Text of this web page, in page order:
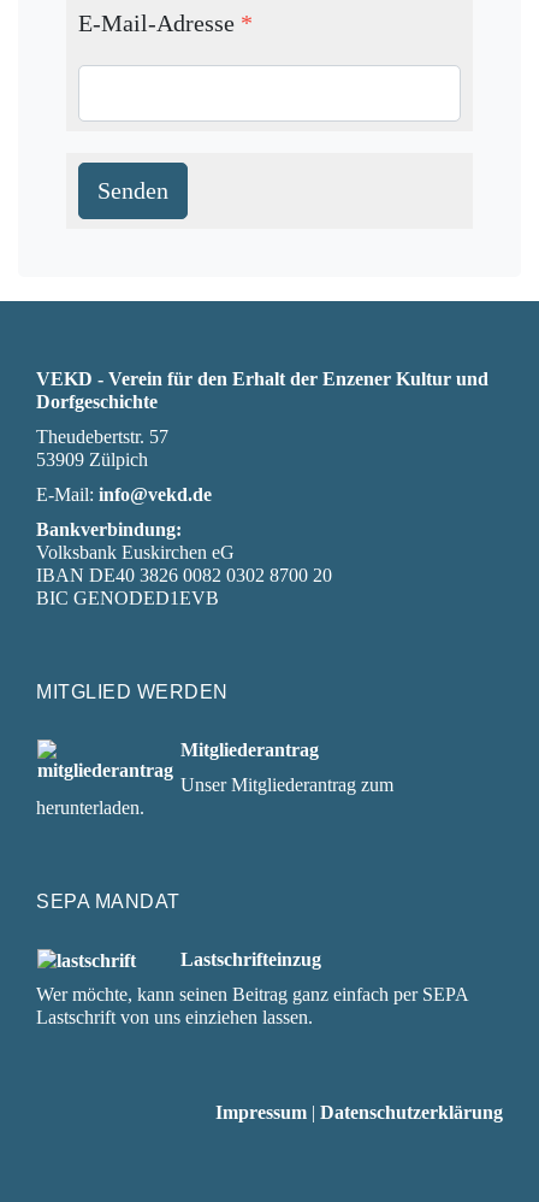
E-Mail-Adresse *
Senden
VEKD - Verein für den Erhalt der Enzener Kultur und
Dorfgeschichte
Theudebertstr. 57
53909 Zülpich
E-Mail: info@vekd.de
Bankverbindung:
Volksbank Euskirchen eG
IBAN DE40 3826 0082 0302 8700 20
BIC GENODED1EVB
MITGLIED WERDEN
Mitgliederantrag
Unser Mitgliederantrag zum
herunterladen.
SEPA MANDAT
Lastschrifteinzug
Wer möchte, kann seinen Beitrag ganz einfach per SEPA
Lastschrift von uns einziehen lassen.
Impressum | Datenschutzerklärung